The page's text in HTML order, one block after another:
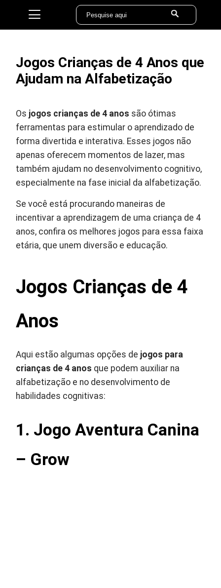
Jogos Crianças de 4 Anos que
Ajudam na Alfabetização
Os jogos crianças de 4 anos são ótimas
ferramentas para estimular o aprendizado de
forma divertida e interativa. Esses jogos não
apenas oferecem momentos de lazer, mas
também ajudam no desenvolvimento cognitivo,
especialmente na fase inicial da alfabetização.
Se você está procurando maneiras de
incentivar a aprendizagem de uma criança de 4
anos, confira os melhores jogos para essa faixa
etária, que unem diversão e educação.
Jogos Crianças de 4
Anos
Aqui estão algumas opções de jogos para
crianças de 4 anos que podem auxiliar na
alfabetização e no desenvolvimento de
habilidades cognitivas:
1. Jogo Aventura Canina
– Grow